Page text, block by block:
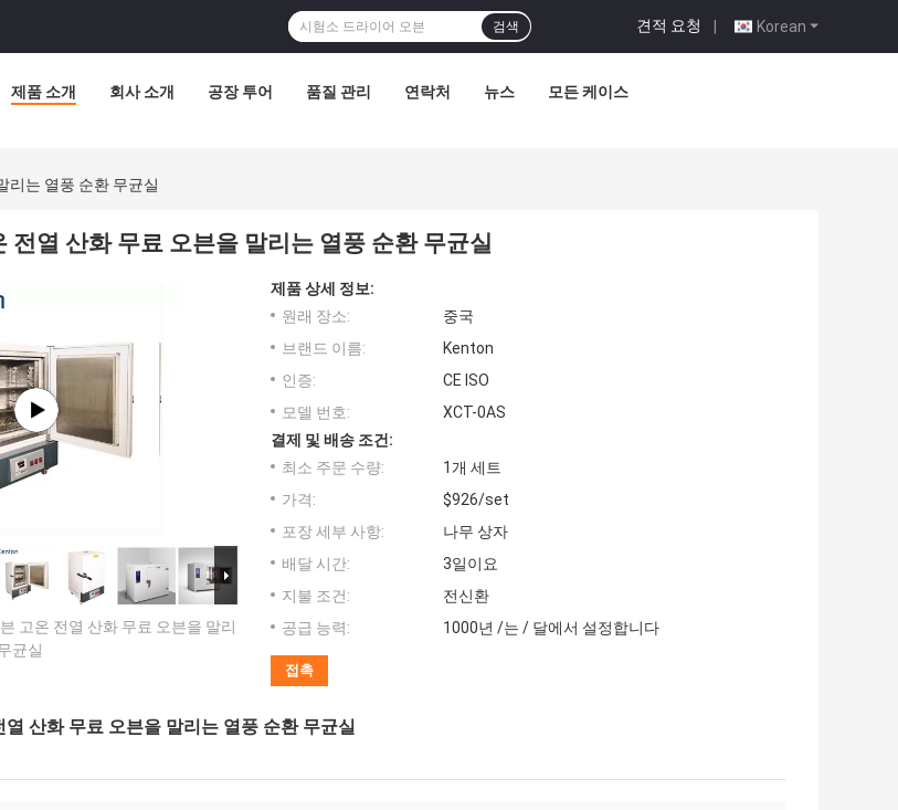
Korean
견적 요청 |
검색
제품 소개 회사 소개 공장 투어 품질 관리 연락처 뉴스 모든 케이스
리는 열풍 순환 무균실
전열 산화 무료 오븐을 말리는 열풍 순환 무균실
고온 전열 산화 무료 오븐을 말리
균실
제품 상세 정보:
원래 장소:
중국
브랜드 이름:
Kenton
인증:
CE ISO
모델 번호:
XCT-0AS
결제 및 배송 조건:
최소 주문 수량:
1개 세트
가격:
$926/set
포장 세부 사항:
나무 상자
배달 시간:
3일이요
지불 조건:
전신환
공급 능력:
1000년 /는 / 달에서 설정합니다
접촉
열 산화 무료 오븐을 말리는 열풍 순환 무균실